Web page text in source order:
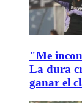
"Me
La dura
ganar el